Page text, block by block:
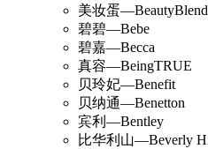
美妆蛋
碧碧—Bebe
碧嘉—Becca
真容—BeingTRUE
贝玲妃—Benefit
贝纳通—Benetton
宾利—Bentley
比华利山—Beverly